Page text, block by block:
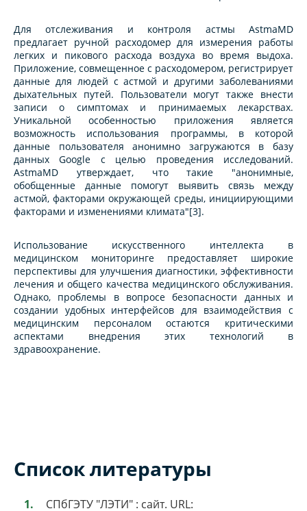
Для отслеживания и контроля астмы AstmaMD
предлагает ручной расходомер для измерения работы
легких и пикового расхода воздуха во время выдоха.
Приложение, совмещенное с расходомером, регистрирует
данные для людей с астмой и другими заболеваниями
дыхательных путей. Пользователи могут также внести
записи о симптомах и принимаемых лекарствах.
Уникальной особенностью приложения является
возможность использования программы, в которой
данные пользователя анонимно загружаются в базу
данных Google с целью проведения исследований.
AstmaMD утверждает, что такие "анонимные,
обобщенные данные помогут выявить связь между
астмой, факторами окружающей среды, инициирующими
факторами и изменениями климата"[3].
Использование искусственного интеллекта в
медицинском мониторинге предоставляет широкие
перспективы для улучшения диагностики, эффективности
лечения и общего качества медицинского обслуживания.
Однако, проблемы в вопросе безопасности данных и
создании удобных интерфейсов для взаимодействия с
медицинским персоналом остаются критическими
аспектами внедрения этих технологий в
здравоохранение.
Список литературы
СПбГЭТУ "ЛЭТИ" : сайт. URL: